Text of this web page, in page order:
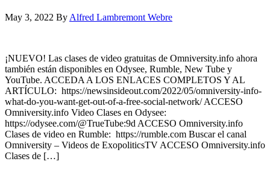
May 3, 2022 By Alfred Lambremont Webre
¡NUEVO! Las clases de video gratuitas de Omniversity.info ahora
también están disponibles en Odysee, Rumble, New Tube y
YouTube. ACCEDA A LOS ENLACES COMPLETOS Y AL
ARTÍCULO: https://newsinsideout.com/2022/05/omniversity-info-
what-do-you-want-get-out-of-a-free-social-network/ ACCESO
Omniversity.info Video Clases en Odysee:
https://odysee.com/@TrueTube:9d ACCESO Omniversity.info
Clases de video en Rumble: https://rumble.com Buscar el canal
Omniversity – Videos de ExopoliticsTV ACCESO Omniversity.info
Clases de […]